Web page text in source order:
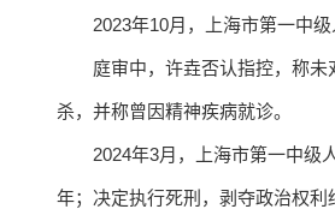
2023年10月，上海市第一中
庭审中，许垚否认指控，称未
杀，并称曾因精神疾病就诊。
2024年3月，上海市第一中级
年；决定执行死刑，剥夺政治权利